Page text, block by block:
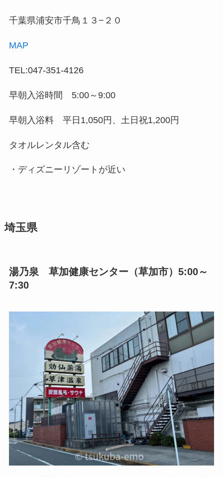
千葉県浦安市千鳥１３−２０
MAP
TEL:047-351-4126
早朝入浴時間 5:00～9:00
早朝入浴料 平日1,050円、土日祝1,200円
タオルレンタル含む
・ディズニーリゾートが近い
埼玉県
湯乃泉 草加健康センター（草加市）5:00～
7:30